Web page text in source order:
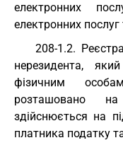
електронних
електронних
208-1.2.
нерезидента,
фізичним
розташовано на
здійснюється на
платника податку